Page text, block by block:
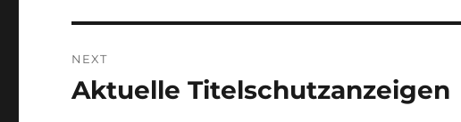
NEXT
Next
Aktuelle Titelschutzanzeigen